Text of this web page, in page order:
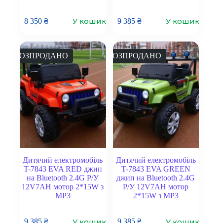
8 350₴ У кошик 9 385 ₴ У кошик
РОЗПРОДАНО
Дитячий електромобіль
T-7843 EVA RED джип
на Bluetooth 2.4G Р/У
12V7AH мотор 2*15W з
MP3
РОЗПРОДАНО
Дитячий електромобіль
T-7843 EVA GREEN
джип на Bluetooth 2.4G
Р/У 12V7AH мотор
2*15W з MP3